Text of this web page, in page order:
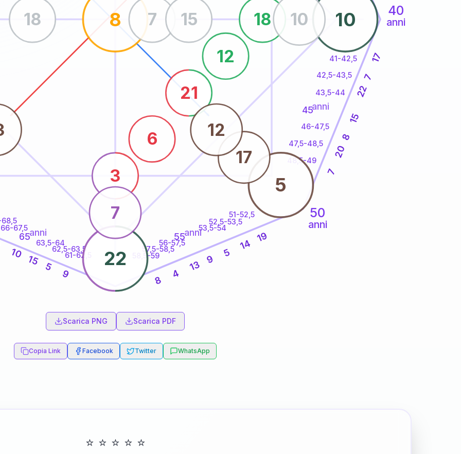
40
anni
50
anni
anni
41-42,5
42,5-43,5
43,5-44
46-47,5
47,5-48,5
48,5-49
51-52,5
52,5-53,5
53,5-54
56-57,5
57,5-58,5
58,5-59
61-62,5
62,5-63,5
63,5-64
66-67,5
68,5
17
7
22
15
8
20
7
19
14
5
9
13
4
8
9
5
15
10
10
22
8
5
3
6
21
12
18 10
7
7 15
18
17
12
45anni
55anni
65anni
Scarica PNG Scarica PDF
Copia Link Facebook Twitter WhatsApp
⭐ ⭐ ⭐ ⭐ ⭐